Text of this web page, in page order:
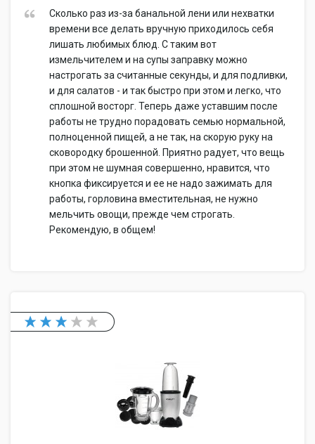
Сколько раз из-за банальной лени или нехватки
времени все делать вручную приходилось себя
лишать любимых блюд. С таким вот
измельчителем и на супы заправку можно
настрогать за считанные секунды, и для подливки,
и для салатов - и так быстро при этом и легко, что
сплошной восторг. Теперь даже уставшим после
работы не трудно порадовать семью нормальной,
полноценной пищей, а не так, на скорую руку на
сковородку брошенной. Приятно радует, что вещь
при этом не шумная совершенно, нравится, что
кнопка фиксируется и ее не надо зажимать для
работы, горловина вместительная, не нужно
мельчить овощи, прежде чем строгать.
Рекомендую, в общем!